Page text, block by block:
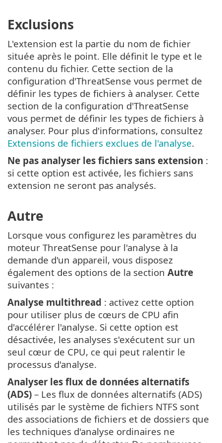
Exclusions
L'extension est la partie du nom de fichier
située après le point. Elle définit le type et le
contenu du fichier. Cette section de la
configuration d'ThreatSense vous permet de
définir les types de fichiers à analyser. Cette
section de la configuration d'ThreatSense
vous permet de définir les types de fichiers à
analyser. Pour plus d'informations, consultez
Extensions de fichiers exclues de l'analyse.
Ne pas analyser les fichiers sans extension :
si cette option est activée, les fichiers sans
extension ne seront pas analysés.
Autre
Lorsque vous configurez les paramètres du
moteur ThreatSense pour l'analyse à la
demande d'un appareil, vous disposez
également des options de la section Autre
suivantes :
Analyse multithread : activez cette option
pour utiliser plus de cœurs de CPU afin
d'accélérer l'analyse. Si cette option est
désactivée, les analyses s'exécutent sur un
seul cœur de CPU, ce qui peut ralentir le
processus d'analyse.
Analyser les flux de données alternatifs
(ADS) – Les flux de données alternatifs (ADS)
utilisés par le système de fichiers NTFS sont
des associations de fichiers et de dossiers que
les techniques d'analyse ordinaires ne